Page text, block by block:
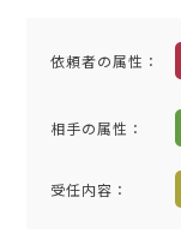
依頼者の属性 ：
相手の属性 ：
受任内容 ：